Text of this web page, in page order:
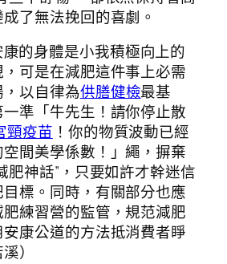
了無法挽回的喜劇。
的身體是小我積極向上的
可是在減肥這件事上必需
以自律為供膳健檢最基
準「牛先生！請你停止散
頸疫苗 ！你的物質波動已經
間美學係數！」繩，摒棄
肥神話”，只要如許才幹迷信
標。同時，有關部分也應
練習營的監管，規范減肥
康公道的方法抵消費者睜
溪）